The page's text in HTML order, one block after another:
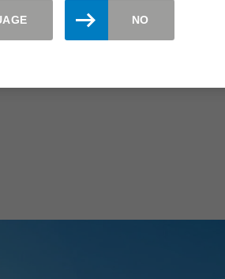
de viață mai lungă a sculei
NO